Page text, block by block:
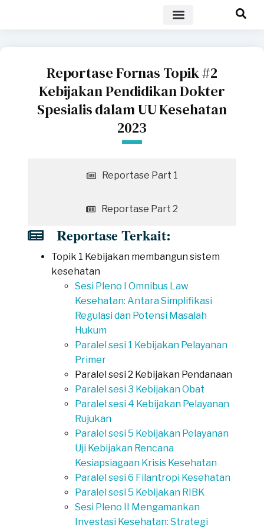
Reportase Fornas Topik #2
Kebijakan Pendidikan Dokter
Spesialis dalam UU Kesehatan
2023
Reportase Part 1
Reportase Part 2
Reportase Terkait:
Topik 1 Kebijakan membangun sistem
kesehatan
Sesi Pleno I Omnibus Law
Kesehatan: Antara Simplifikasi
Regulasi dan Potensi Masalah
Hukum
Paralel sesi 1 Kebijakan Pelayanan
Primer
Paralel sesi 2 Kebijakan Pendanaan
Paralel sesi 3 Kebijakan Obat
Paralel sesi 4 Kebijakan Pelayanan
Rujukan
Paralel sesi 5 Kebijakan Pelayanan
Uji Kebijakan Rencana
Kesiapsiagaan Krisis Kesehatan
Paralel sesi 6 Filantropi Kesehatan
Paralel sesi 5 Kebijakan RIBK
Sesi Pleno II Mengamankan
Investasi Kesehatan: Strategi